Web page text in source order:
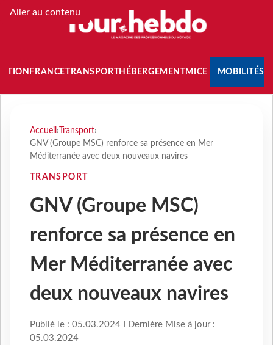
Aller au contenu
FRANCETRANSPORT HÉBERGEMENTMICE MOBILITÉS
Accueil › Transport›
GNV (Groupe MSC) renforce sa présence en Mer
Méditerranée avec deux nouveaux navires
TRANSPORT
GNV (Groupe MSC)
renforce sa présence en
Mer Méditerranée avec
deux nouveaux navires
Publié le : 05.03.2024 I Dernière Mise à jour :
05.03.2024